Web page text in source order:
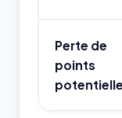
Perte de
points
potentielle